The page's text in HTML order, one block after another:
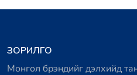
ЗОРИЛГО
Монгол брэндийг дэлхийд